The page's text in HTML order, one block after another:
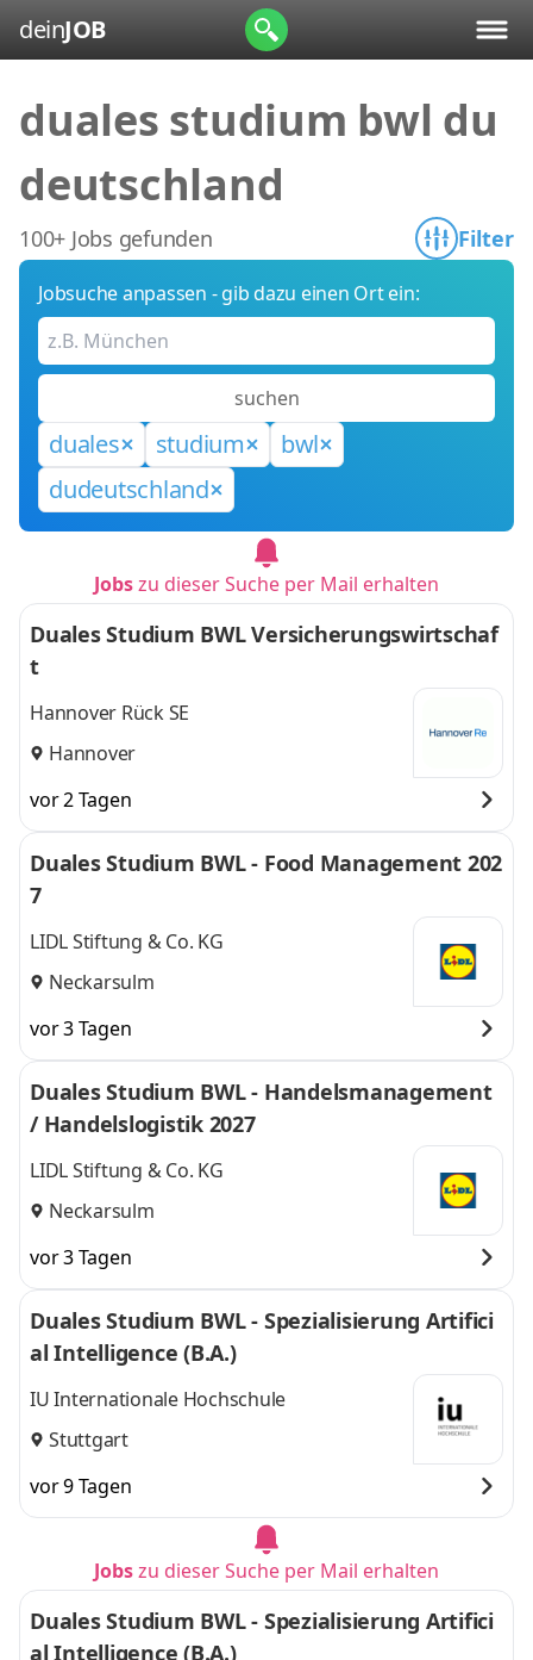
deinJOB
duales studium bwl du
deutschland
100+ Jobs gefunden Filter
Jobsuche anpassen - gib dazu einen Ort ein:
suchen
duales studium
bwl
dudeutschland
Jobszu dieser Suche per Mail erhalten
Duales Studium BWL Versicherungswirtschaf
t
Hannover Rück SE
Hannover
vor 2 Tagen
Duales Studium BWL - Food Management 202
7
LIDL Stiftung & Co. KG
Neckarsulm
vor 3 Tagen
Duales Studium BWL - Handelsmanagement
/ Handelslogistik 2027
LIDL Stiftung & Co. KG
Neckarsulm
vor 3 Tagen
Duales Studium BWL - Spezialisierung Artifici
al Intelligence (B.A.)
IU Internationale Hochschule
Stuttgart
vor 9 Tagen
Jobszu dieser Suche per Mail erhalten
Duales Studium BWL - Spezialisierung Artifici
al Intelligence (B.A.)